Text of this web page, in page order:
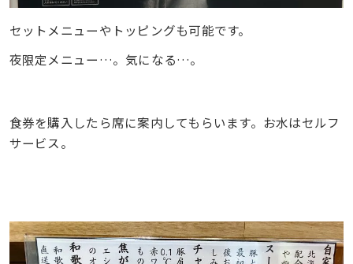
セットメニューやトッピングも可能です。
夜限定メニュー…。気になる…。
食券を購入したら席に案内してもらいます。お水はセルフ
サービス。